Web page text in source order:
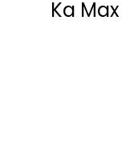
Ka Max